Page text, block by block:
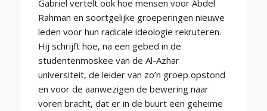
Gabriel vertelt ook hoe mensen voor Abdel
Rahman en soortgelijke groeperingen nieuwe
leden voor hun radicale ideologie rekruteren.
Hij schrijft hoe, na een gebed in de
studentenmoskee van de Al-Azhar
universiteit, de leider van zo’n groep opstond
en voor de aanwezigen de bewering naar
voren bracht, dat er in de buurt een geheime